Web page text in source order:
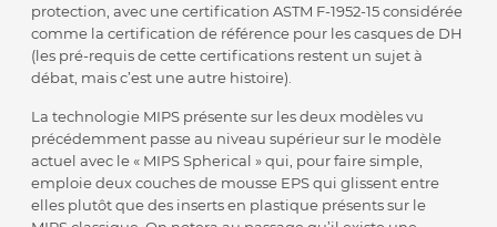
protection, avec une certification ASTM F-1952-15 considérée
comme la certification de référence pour les casques de DH
(les pré-requis de cette certifications restent un sujet à
débat, mais c’est une autre histoire).
La technologie MIPS présente sur les deux modèles vu
précédemment passe au niveau supérieur sur le modèle
actuel avec le « MIPS Spherical » qui, pour faire simple,
emploie deux couches de mousse EPS qui glissent entre
elles plutôt que des inserts en plastique présents sur le